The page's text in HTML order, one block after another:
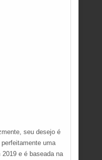
seu desejo é
uma
e é baseada na